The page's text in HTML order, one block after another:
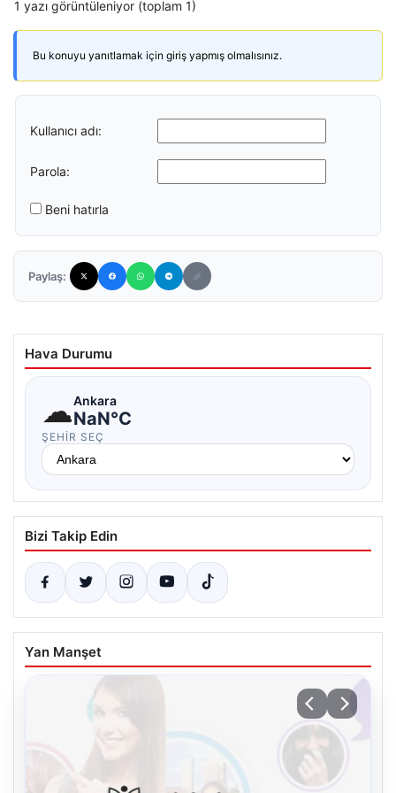
1 yazı görüntüleniyor (toplam 1)
Bu konuyu yanıtlamak için giriş yapmış olmalısınız.
Kullanıcı adı:
Parola:
Beni hatırla
Paylaş:
Hava Durumu
☁Ankara
NaN°C
ŞEHIR SEÇ
Bizi Takip Edin
Yan Manşet